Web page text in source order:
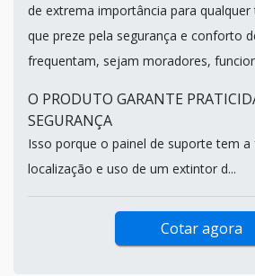
de extrema importância para
que preze pela segurança e conforto
frequentam, sejam moradores,
O PRODUTO GARANTE
SEGURANÇA
Isso porque o painel de suporte tem
localização e uso de um extintor d...
Cotar agora